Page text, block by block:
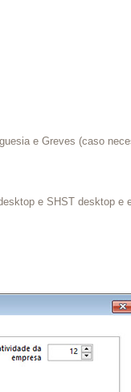
e Greves (caso
e SHST desktop e